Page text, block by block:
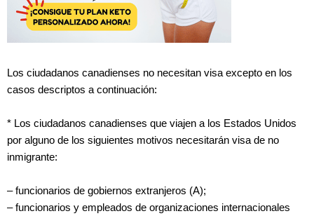
Los ciudadanos canadienses no necesitan visa excepto en los
casos descriptos a continuación:
* Los ciudadanos canadienses que viajen a los Estados Unidos
por alguno de los siguientes motivos necesitarán visa de no
inmigrante:
– funcionarios de gobiernos extranjeros (A);
– funcionarios y empleados de organizaciones internacionales